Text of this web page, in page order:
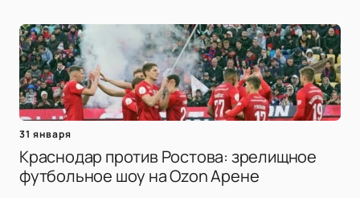
31 января
Краснодар против Ростова: зрелищное
футбольное шоу на Ozon Арене